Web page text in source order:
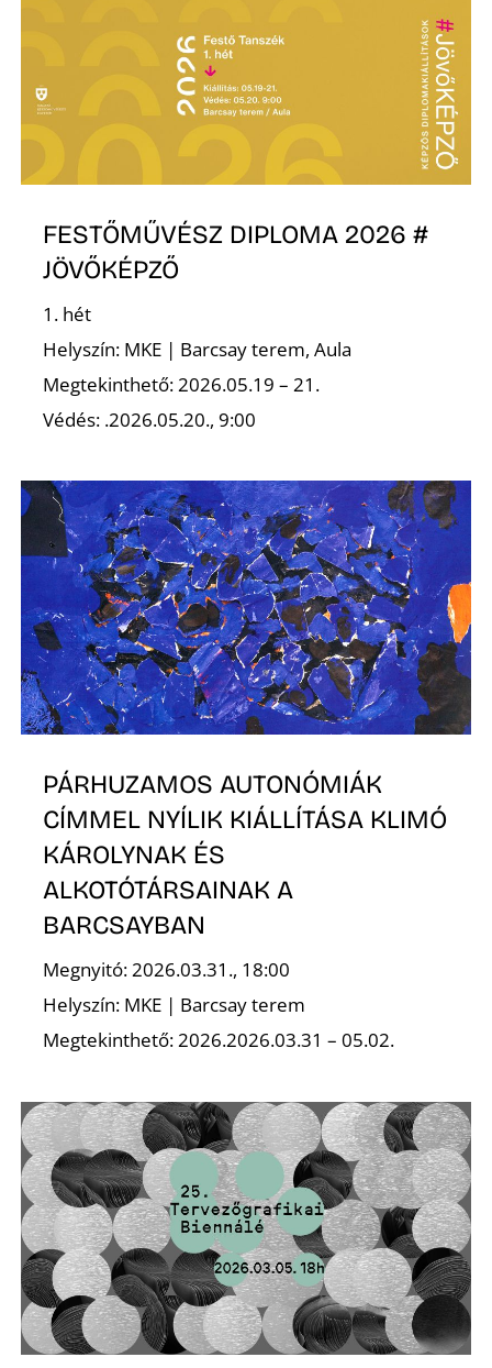
FESTŐMŰVÉSZ DIPLOMA 2026 #
JÖVŐKÉPZŐ
1. hét
Helyszín: MKE | Barcsay terem, Aula
Megtekinthető: 2026.05.19 – 21.
Védés: .2026.05.20., 9:00
PÁRHUZAMOS AUTONÓMIÁK
CÍMMEL NYÍLIK KIÁLLÍTÁSA KLIMÓ
KÁROLYNAK ÉS
ALKOTÓTÁRSAINAK A
BARCSAYBAN
Megnyitó: 2026.03.31., 18:00
Helyszín: MKE | Barcsay terem
Megtekinthető: 2026.2026.03.31 – 05.02.